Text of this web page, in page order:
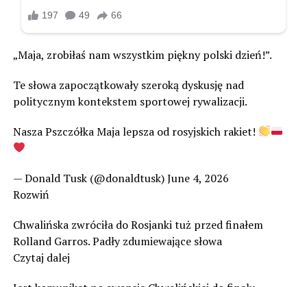
„Maja, zrobiłaś nam wszystkim piękny polski dzień!”.
Te słowa zapoczątkowały szeroką dyskusję nad
politycznym kontekstem sportowej rywalizacji.
Nasza Pszczółka Maja lepsza od rosyjskich rakiet!
— Donald Tusk (@donaldtusk) June 4, 2026
Rozwiń
Chwalińska zwróciła do Rosjanki tuż przed finałem
Rolland Garros. Padły zdumiewające słowa
Czytaj dalej